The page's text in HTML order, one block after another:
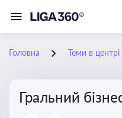
Головна Теми в центрі
Гральний